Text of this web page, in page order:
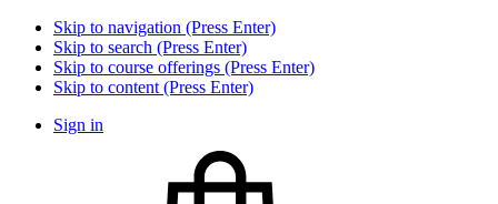
Skip to navigation (Press Enter)
Skip to search (Press Enter)
Skip to course offerings (Press Enter)
Skip to content (Press Enter)
Sign in